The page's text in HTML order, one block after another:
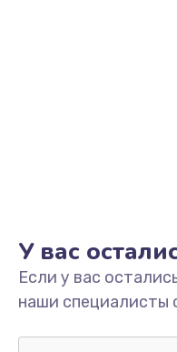
У вас
Если у вас
наши специалисты